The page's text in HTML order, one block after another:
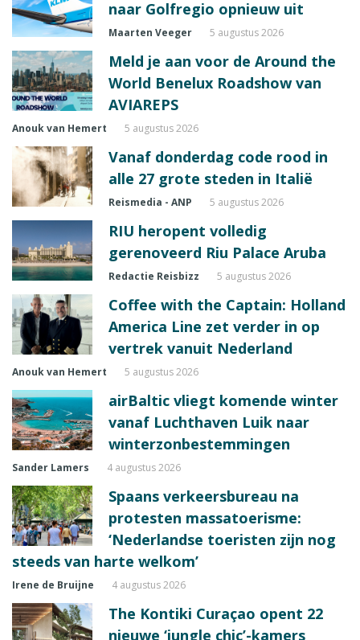
naar Golfregio opnieuw uit
Maarten Veeger 5 augustus 2026
Meld je aan voor de Around the
World Benelux Roadshow van
AVIAREPS
Anouk van Hemert 5 augustus 2026
Vanaf donderdag code rood in
alle 27 grote steden in Italië
Reismedia - ANP 5 augustus 2026
RIU heropent volledig
gerenoveerd Riu Palace Aruba
Redactie Reisbizz 5 augustus 2026
Coffee with the Captain: Holland
America Line zet verder in op
vertrek vanuit Nederland
Anouk van Hemert 5 augustus 2026
airBaltic vliegt komende winter
vanaf Luchthaven Luik naar
winterzonbestemmingen
Sander Lamers 4 augustus 2026
Spaans verkeersbureau na
protesten massatoerisme:
‘Nederlandse toeristen zijn nog
steeds van harte welkom’
Irene de Bruijne 4 augustus 2026
The Kontiki Curaçao opent 22
nieuwe ‘jungle chic’-kamers